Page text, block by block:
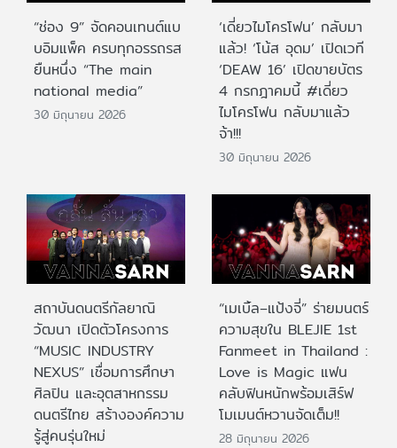
“ช่อง 9” จัดคอนเทนต์แบ
บอิมแพ็ค ครบทุกอรรถรส
ยืนหนึ่ง “The main
national media”
30 มิถุนายน 2026
‘เดี่ยวไมโครโฟน’ กลับมา
แล้ว! ‘โน้ส อุดม’ เปิดเวที
‘DEAW 16’ เปิดขายบัตร
4 กรกฎาคมนี้ #เดี่ยว
ไมโครโฟน กลับมาแล้ว
จ้า!!!
30 มิถุนายน 2026
สถาบันดนตรีกัลยาณิ
วัฒนา เปิดตัวโครงการ
“MUSIC INDUSTRY
NEXUS” เชื่อมการศึกษา
ศิลปิน และอุตสาหกรรม
ดนตรีไทย สร้างองค์ความ
รู้สู่คนรุ่นใหม่
“เมเบิ้ล–แป้งจี่” ร่ายมนตร์
ความสุขใน BLEJIE 1st
Fanmeet in Thailand :
Love is Magic แฟน
คลับฟินหนักพร้อมเสิร์ฟ
โมเมนต์หวานจัดเต็ม!!
28 มิถุนายน 2026